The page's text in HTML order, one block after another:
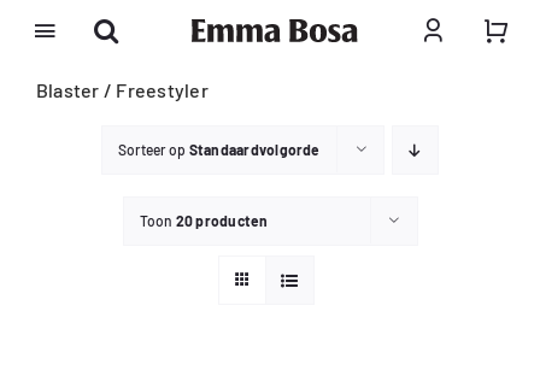
inhoudBlaster / Freestyler
Sorteer op Standaardvolgorde
Toon 20 producten